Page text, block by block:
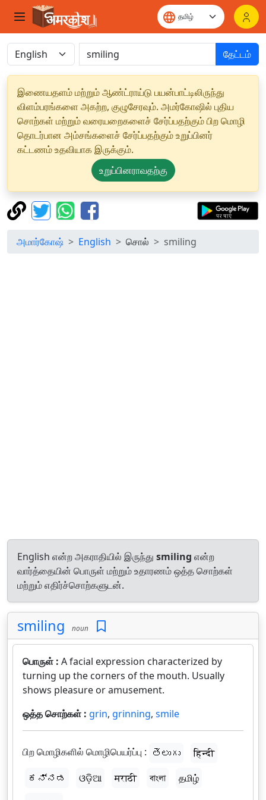
தேட்டம்
இணையதளம் மற்றும் ஆண்ட்ராய்டு பயன்பாட்டிலிருந்து
விளம்பரங்களை அகற்ற, குழுசேரவும். அமர்கோஷில் புதிய
சொற்கள் மற்றும் வரையறைகளைச் சேர்ப்பதற்கும் பிற மொழி
தொடர்பான அம்சங்களைச் சேர்ப்பதற்கும் உறுப்பினர்
கட்டணம் உதவியாக இருக்கும்.
உறுப்பினராவதற்கு
அமார்கோஷ் English சொல் smiling
English என்ற அகராதியில் இருந்து smiling என்ற
வார்த்தையின் பொருள் மற்றும் உதாரணம் ஒத்த சொற்கள்
மற்றும் எதிர்ச்சொற்களுடன்.
smiling noun
பொருள் : A facial expression characterized by
turning up the corners of the mouth. Usually
shows pleasure or amusement.
ஒத்த சொற்கள் : grin, grinning, smile
பிற மொழிகளில் மொழிபெயர்ப்பு : తెలుగు
हिन्दी
ಕನ್ನಡ
ଓଡ଼ିଆ मराठी বাংলা
தமிழ்